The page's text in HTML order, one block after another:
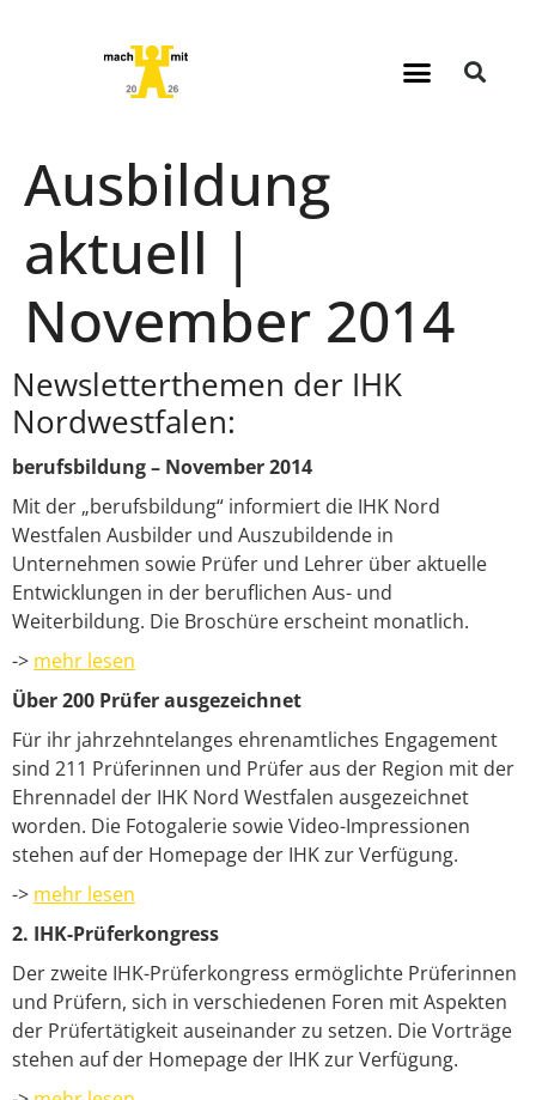
Ausbildung
aktuell |
November 2014
Newsletterthemen der IHK
Nordwestfalen:
berufsbildung – November 2014
Mit der „berufsbildung“ informiert die IHK Nord
Westfalen Ausbilder und Auszubildende in
Unternehmen sowie Prüfer und Lehrer über aktuelle
Entwicklungen in der beruflichen Aus- und
Weiterbildung. Die Broschüre erscheint monatlich.
-> mehr lesen
Über 200 Prüfer ausgezeichnet
Für ihr jahrzehntelanges ehrenamtliches Engagement
sind 211 Prüferinnen und Prüfer aus der Region mit der
Ehrennadel der IHK Nord Westfalen ausgezeichnet
worden. Die Fotogalerie sowie Video-Impressionen
stehen auf der Homepage der IHK zur Verfügung.
-> mehr lesen
2. IHK-Prüferkongress
Der zweite IHK-Prüferkongress ermöglichte Prüferinnen
und Prüfern, sich in verschiedenen Foren mit Aspekten
der Prüfertätigkeit auseinander zu setzen. Die Vorträge
stehen auf der Homepage der IHK zur Verfügung.